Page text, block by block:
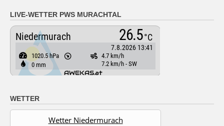
LIVE-WETTER PWS MURACHTAL
WETTER
Wetter Niedermurach